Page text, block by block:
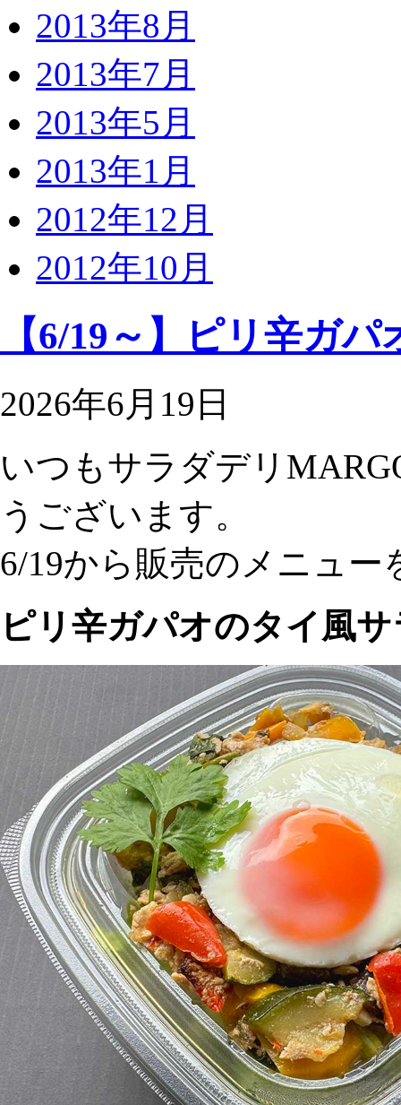
2013年8月
2013年7月
2013年5月
2013年1月
2012年12月
2012年10月
【6/19～】ピリ辛ガ
2026年6月19日
いつもサラダデリ
うございます。
6/19から販売のメニュー
ピリ辛ガパオのタイ風